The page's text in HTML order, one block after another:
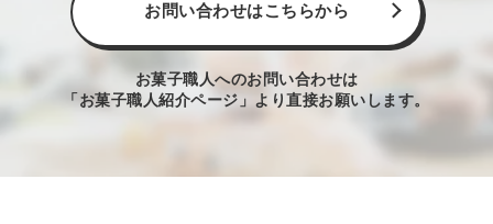
お問い合わせはこちらから
お菓子職人へのお問い合わせは
「お菓子職人紹介ページ」より直接お願いします。